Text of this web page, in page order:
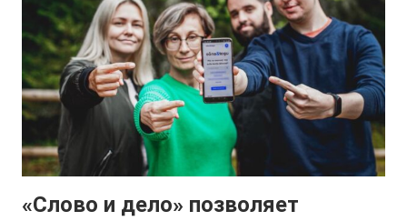
«Слово и дело» позволяет